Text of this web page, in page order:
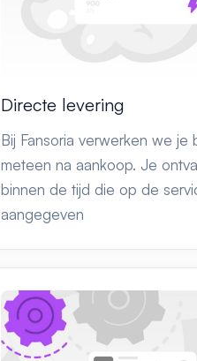
Directe levering
Bij Fansoria verwerken we je
meteen na aankoop. Je
binnen de tijd die op de
aangegeven